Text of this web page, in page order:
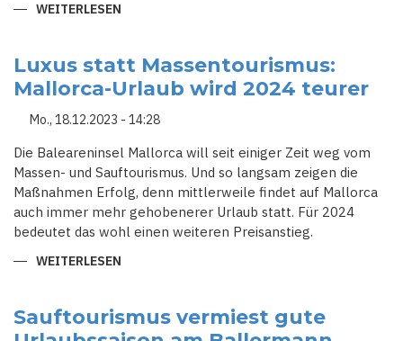
WEITERLESEN
BALEAREN
WEHREN
SICH
GEGEN
ÜBERFLUTUNG
Luxus statt Massentourismus:
Mallorca-Urlaub wird 2024 teurer
Mo., 18.12.2023 - 14:28
Die Baleareninsel Mallorca will seit einiger Zeit weg vom
Massen- und Sauftourismus. Und so langsam zeigen die
Maßnahmen Erfolg, denn mittlerweile findet auf Mallorca
auch immer mehr gehobenerer Urlaub statt. Für 2024
bedeutet das wohl einen weiteren Preisanstieg.
WEITERLESEN
MALLORCA-
URLAUB
WIRD
Sauftourismus vermiest gute